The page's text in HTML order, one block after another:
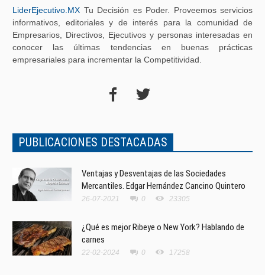
LiderEjecutivo.MX Tu Decisión es Poder. Proveemos servicios
informativos, editoriales y de interés para la comunidad de
Empresarios, Directivos, Ejecutivos y personas interesadas en
conocer las últimas tendencias en buenas prácticas
empresariales para incrementar la Competitividad.
PUBLICACIONES DESTACADAS
Ventajas y Desventajas de las Sociedades
Mercantiles. Edgar Hernández Cancino Quintero
26-07-2021 0 23305
¿Qué es mejor Ribeye o New York? Hablando de
carnes
22-02-2024 0 17258